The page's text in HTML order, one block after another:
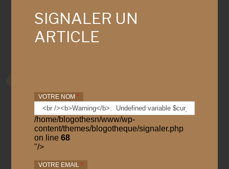
SIGNALER UN
ARTICLE
VOTRE NOM*
/home/blogothesn/www/wp-
content/themes/blogotheque/signaler.php
on line68
"/>
VOTRE EMAIL*